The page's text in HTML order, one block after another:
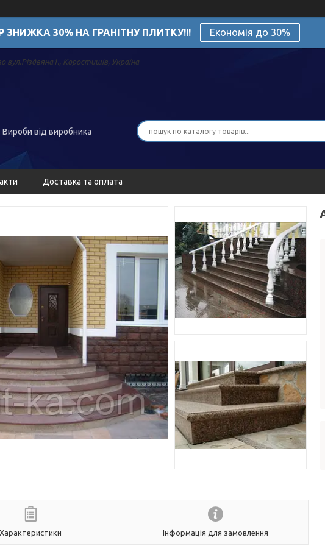
ЗНИЖКА 30% НА ГРАНІТНУ ПЛИТКУ!!! Економія до 30%
Коростишів, Україна
Вироби від виробника
Доставка та оплата
Характеристики Інформація для замовлення